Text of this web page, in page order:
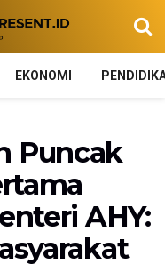
EKONOMI
Puncak
AHY: